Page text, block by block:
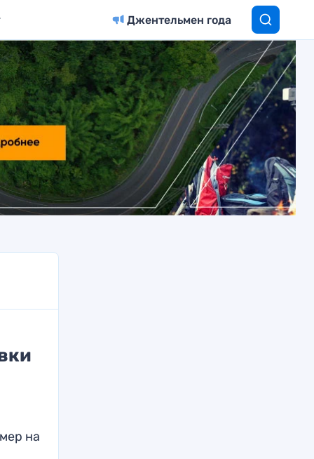
Джентельмен года
на